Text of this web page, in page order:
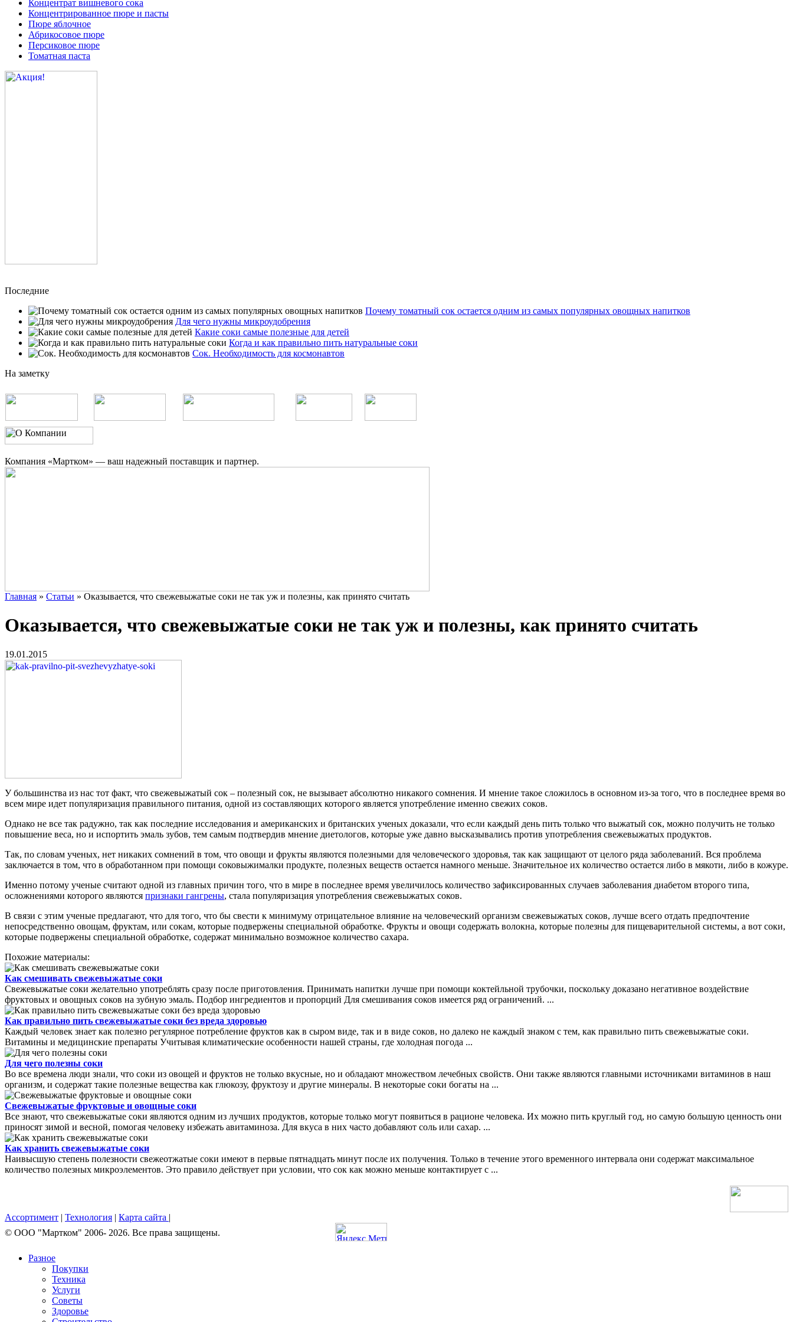
Концентрат вишневого сока
Концентрированное пюре и пасты
Пюре яблочное
Абрикосовое пюре
Персиковое пюре
Томатная паста
Последние
Почему томатный сок остается одним из самых популярных овощных напитков
Для чего нужны микроудобрения
Какие соки самые полезные для детей
Когда и как правильно пить натуральные соки
Сок. Необходимость для космонавтов
На заметку
Компания «Мартком» — ваш надежный поставщик и партнер.
Главная » Статьи » Оказывается, что свежевыжатые соки не так уж и полезны, как принято считать
Оказывается, что свежевыжатые соки не так уж и полезны, как принято считать
19.01.2015
У большинства из нас тот факт, что свежевыжатый сок – полезный сок, не вызывает абсолютно никакого сомнения. И мнение такое сложилось в основном из-за того, что в последнее время во
всем мире идет популяризация правильного питания, одной из составляющих которого является употребление именно свежих соков.
Однако не все так радужно, так как последние исследования и американских и британских ученых доказали, что если каждый день пить только что выжатый сок, можно получить не только
повышение веса, но и испортить эмаль зубов, тем самым подтвердив мнение диетологов, которые уже давно высказывались против употребления свежевыжатых продуктов.
Так, по словам ученых, нет никаких сомнений в том, что овощи и фрукты являются полезными для человеческого здоровья, так как защищают от целого ряда заболеваний. Вся проблема
заключается в том, что в обработанном при помощи соковыжималки продукте, полезных веществ остается намного меньше. Значительное их количество остается либо в мякоти, либо в кожуре.
Именно потому ученые считают одной из главных причин того, что в мире в последнее время увеличилось количество зафиксированных случаев заболевания диабетом второго типа,
осложнениями которого являются признаки гангрены, стала популяризация употребления свежевыжатых соков.
В связи с этим ученые предлагают, что для того, что бы свести к минимуму отрицательное влияние на человеческий организм свежевыжатых соков, лучше всего отдать предпочтение
непосредственно овощам, фруктам, или сокам, которые подвержены специальной обработке. Фрукты и овощи содержать волокна, которые полезны для пищеварительной системы, а вот соки,
которые подвержены специальной обработке, содержат минимально возможное количество сахара.
Похожие материалы:
Как смешивать свежевыжатые соки
Свежевыжатые соки желательно употреблять сразу после приготовления. Принимать напитки лучше при помощи коктейльной трубочки, поскольку доказано негативное воздействие
фруктовых и овощных соков на зубную эмаль. Подбор ингредиентов и пропорций Для смешивания соков имеется ряд ограничений. ...
Как правильно пить свежевыжатые соки без вреда здоровью
Каждый человек знает как полезно регулярное потребление фруктов как в сыром виде, так и в виде соков, но далеко не каждый знаком с тем, как правильно пить свежевыжатые соки.
Витамины и медицинские препараты Учитывая климатические особенности нашей страны, где холодная погода ...
Для чего полезны соки
Во все времена люди знали, что соки из овощей и фруктов не только вкусные, но и обладают множеством лечебных свойств. Они также являются главными источниками витаминов в наш
организм, и содержат такие полезные вещества как глюкозу, фруктозу и другие минералы. В некоторые соки богаты на ...
Свежевыжатые фруктовые и овощные соки
Все знают, что свежевыжатые соки являются одним из лучших продуктов, которые только могут появиться в рационе человека. Их можно пить круглый год, но самую большую ценность они
приносят зимой и весной, помогая человеку избежать авитаминоза. Для вкуса в них часто добавляют соль или сахар. ...
Как хранить свежевыжатые соки
Наивысшую степень полезности свежеотжатые соки имеют в первые пятнадцать минут после их получения. Только в течение этого временного интервала они содержат максимальное
количество полезных микроэлементов. Это правило действует при условии, что сок как можно меньше контактирует с ...
Ассортимент | Технология | Карта сайта |
© OOO "Мартком" 2006- 2026. Все права защищены.
Разное
Покупки
Техника
Услуги
Советы
Здоровье